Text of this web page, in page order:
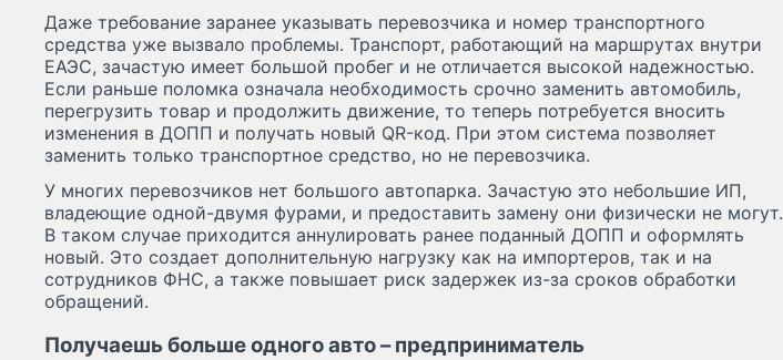
Даже требование заранее указывать перевозчика и номер транспортного
средства уже вызвало проблемы. Транспорт, работающий на маршрутах внутри
ЕАЭС, зачастую имеет большой пробег и не отличается высокой надежностью.
Если раньше поломка означала необходимость срочно заменить автомобиль,
перегрузить товар и продолжить движение, то теперь потребуется вносить
изменения в ДОПП и получать новый QR-код. При этом система позволяет
заменить только транспортное средство, но не перевозчика.
У многих перевозчиков нет большого автопарка. Зачастую это небольшие ИП,
владеющие одной-двумя фурами, и предоставить замену они физически не могут.
В таком случае приходится аннулировать ранее поданный ДОПП и оформлять
новый. Это создает дополнительную нагрузку как на импортеров, так и на
сотрудников ФНС, а также повышает риск задержек из-за сроков обработки
обращений.
Получаешь больше одного авто – предприниматель